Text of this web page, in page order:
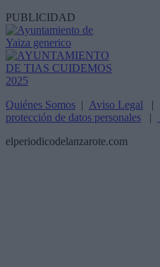
PUBLICIDAD
Quiénes Somos | Aviso Legal |
protección de datos personales |
elperiodicodelanzarote.com